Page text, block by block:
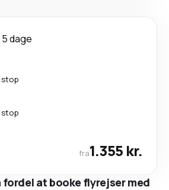
5 dage
stop
stop
fra1.355 kr.
fordel at booke flyrejser med